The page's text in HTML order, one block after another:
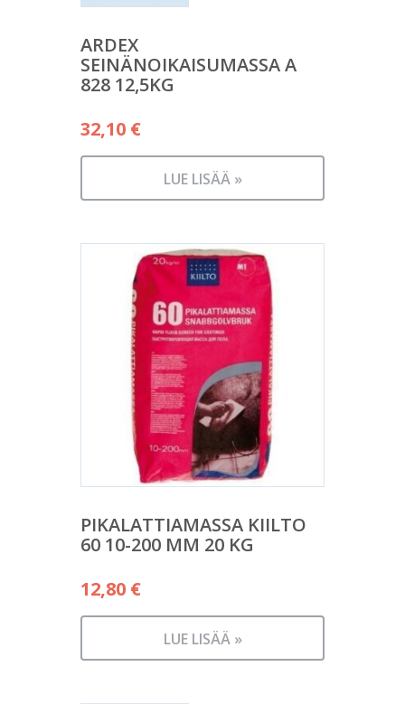
ARDEX
SEINÄNOIKAISUMASSA A
828 12,5KG
32,10 €
LUE LISÄÄ »
PIKALATTIAMASSA KIILTO
60 10-200 MM 20 KG
12,80 €
LUE LISÄÄ »